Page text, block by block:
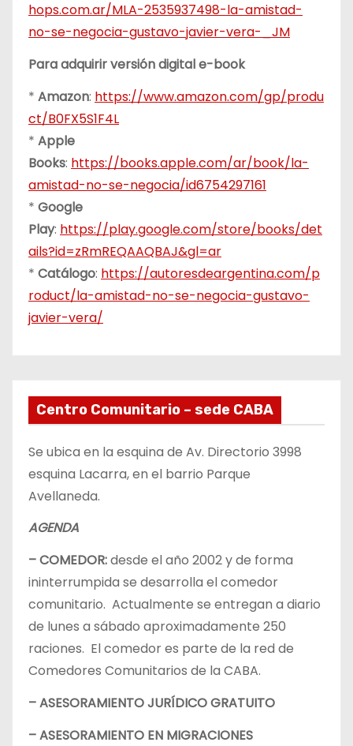
hops.com.ar/MLA-2535937498-la-amistad-
no-se-negocia-gustavo-javier-vera-_JM
Para adquirir versión digital e-book
* Amazon: https://www.amazon.com/gp/produ
ct/B0FX5S1F4L
* Apple
Books: https://books.apple.com/ar/book/la-
amistad-no-se-negocia/id6754297161
* Google
Play: https://play.google.com/store/books/det
ails?id=zRmREQAAQBAJ&gl=ar
* Catálogo: https://autoresdeargentina.com/p
roduct/la-amistad-no-se-negocia-gustavo-
javier-vera/
Centro Comunitario – sede CABA
Se ubica en la esquina de Av. Directorio 3998
esquina Lacarra, en el barrio Parque
Avellaneda.
AGENDA
– COMEDOR:desde el año 2002 y de forma
ininterrumpida se desarrolla el comedor
comunitario. Actualmente se entregan a diario
de lunes a sábado aproximadamente 250
raciones. El comedor es parte de la red de
Comedores Comunitarios de la CABA.
– ASESORAMIENTO JURÍDICO GRATUITO
– ASESORAMIENTO EN MIGRACIONES